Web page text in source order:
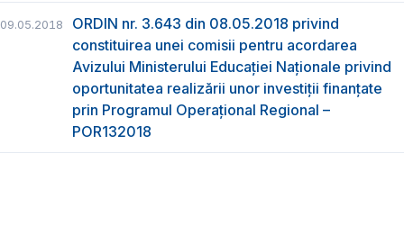
09.05.2018
ORDIN nr. 3.643 din 08.05.2018 privind
constituirea unei comisii pentru acordarea
Avizului Ministerului Educației Naționale privind
oportunitatea realizării unor investiții finanțate
prin Programul Operațional Regional –
POR132018